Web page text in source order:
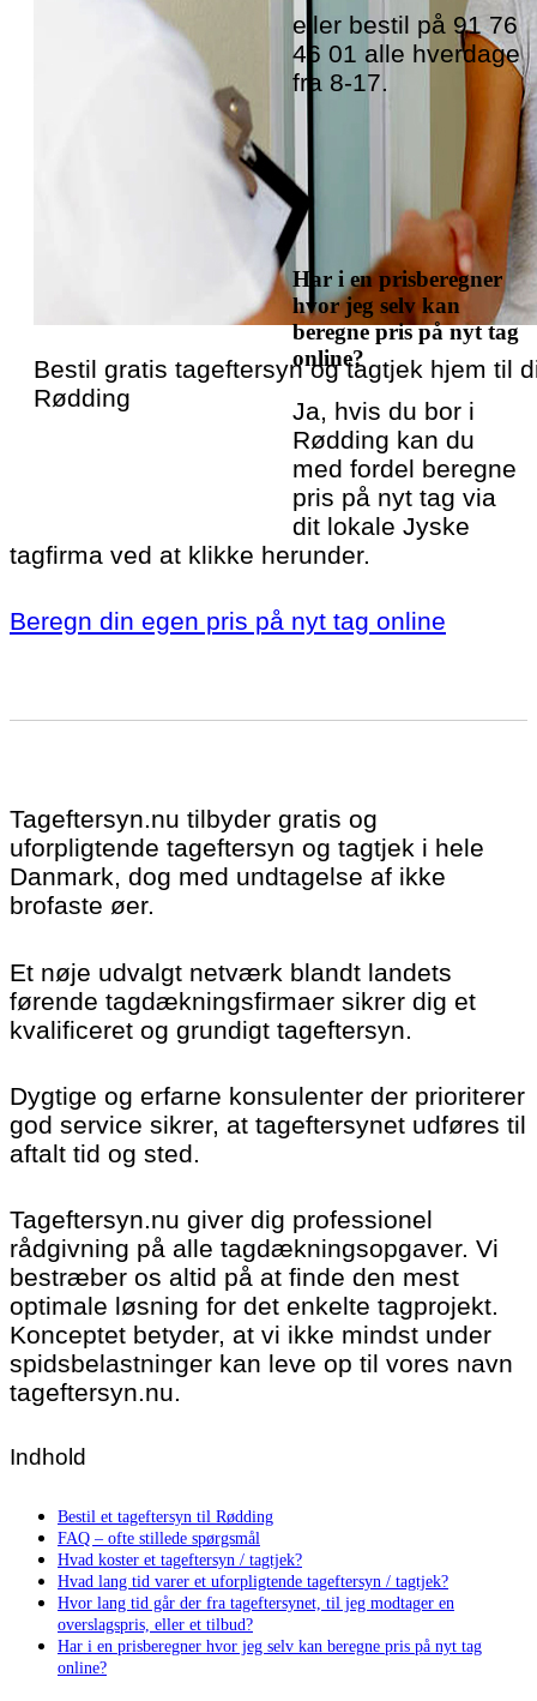
Bestil gratis tageftersyn og tagtjek hjem til
Rødding
eller bestil på 91 76
46 01 alle hverdage
fra 8-17.
Har i en prisberegner
hvor jeg selv kan
beregne pris på nyt tag
online?
Ja, hvis du bor i
Rødding kan du
med fordel beregne
pris på nyt tag via
dit lokale Jyske
tagfirma ved at klikke herunder.
Beregn din egen pris på nyt tag online
Tageftersyn.nu tilbyder gratis og
uforpligtende tageftersyn og tagtjek i hele
Danmark, dog med undtagelse af ikke
brofaste øer.
Et nøje udvalgt netværk blandt landets
førende tagdækningsfirmaer sikrer dig et
kvalificeret og grundigt tageftersyn.
Dygtige og erfarne konsulenter der prioriterer
god service sikrer, at tageftersynet udføres til
aftalt tid og sted.
Tageftersyn.nu giver dig professionel
rådgivning på alle tagdækningsopgaver. Vi
bestræber os altid på at finde den mest
optimale løsning for det enkelte tagprojekt.
Konceptet betyder, at vi ikke mindst under
spidsbelastninger kan leve op til vores navn
tageftersyn.nu.
Indhold
Bestil et tageftersyn til Rødding
FAQ – ofte stillede spørgsmål
Hvad koster et tageftersyn / tagtjek?
Hvad lang tid varer et uforpligtende tageftersyn / tagtjek?
Hvor lang tid går der fra tageftersynet, til jeg modtager en
overslagspris, eller et tilbud?
Har i en prisberegner hvor jeg selv kan beregne pris på nyt tag
online?